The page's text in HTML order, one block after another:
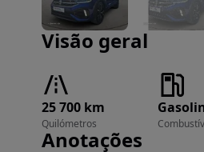
Visão geral
25 700 km
Quilómetros
Anotações